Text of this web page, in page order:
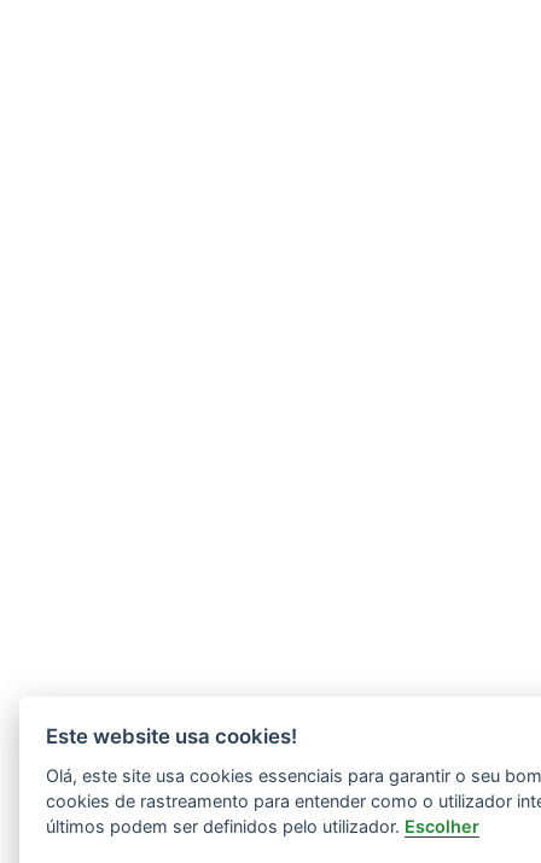
Este website usa cookies!
Olá, este site usa cookies essenciais para garantir o seu
cookies de rastreamento para entender como o utilizador
últimos podem ser definidos pelo utilizador. Escolher